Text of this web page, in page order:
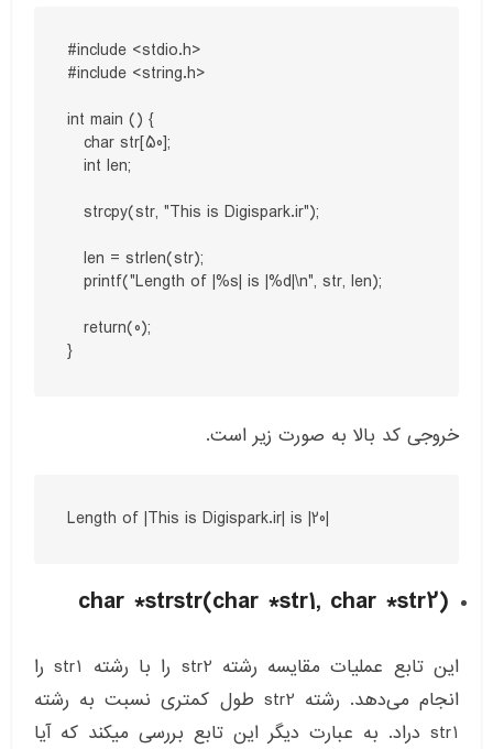
#include <stdio.h>
#include <string.h>
int main () {
   char str[50];
   int len;
   strcpy(str, "This is Digispark.ir");
   len = strlen(str);
   printf("Length of |%s| is |%d|\n", str, len);
   return(0);
}
خروجی کد بالا به صورت زیر است.
Length of |This is Digispark.ir| is |20|
char *strstr(char *str1, char *str2)
این تابع عملیات مقایسه رشته str2 را با رشته str1 را
انجام می‌دهد. رشته str2 طول کمتری نسبت به رشته
str1 دراد. به عبارت دیگر این تابع بررسی میکند که آیا